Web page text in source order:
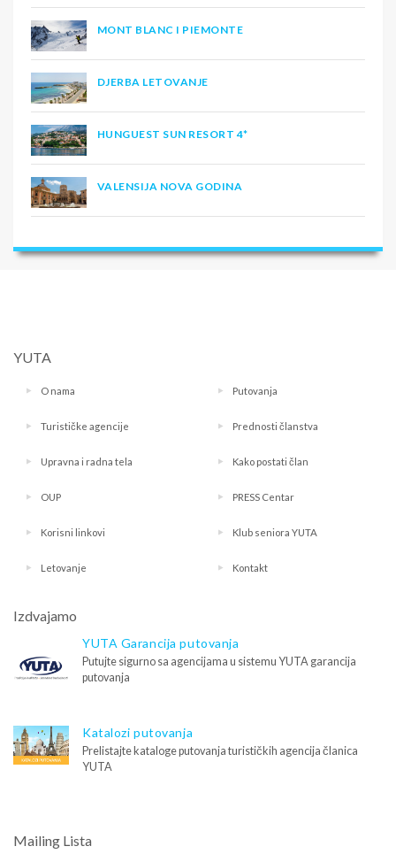
MONT BLANC I PIEMONTE
DJERBA LETOVANJE
HUNGUEST SUN RESORT 4*
VALENSIJA NOVA GODINA
YUTA
O nama Putovanja
Turističke agencije Prednosti članstva
Upravna i radna tela Kako postati član
OUP PRESS Centar
Korisni linkovi Klub seniora YUTA
Letovanje Kontakt
Izdvajamo
YUTA Garancija putovanja
Putujte sigurno sa agencijama u sistemu YUTA garancija
putovanja
Katalozi putovanja
Prelistajte kataloge putovanja turističkih agencija članica
YUTA
Mailing Lista